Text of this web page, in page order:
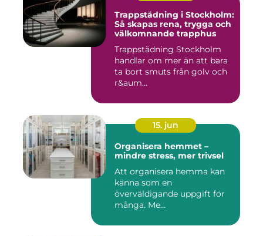
Trappstädning i Stockholm:
Så skapas rena, trygga och
välkomnande trapphus
Trappstädning Stockholm
handlar om mer än att bara
ta bort smuts från golv och
r&aum...
15. jun
Organisera hemmet –
mindre stress, mer trivsel
Att organisera hemma kan
känna som en
överväldigande uppgift för
många. Me...